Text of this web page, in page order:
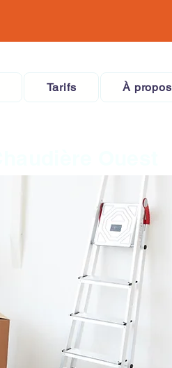
Tarifs À propos